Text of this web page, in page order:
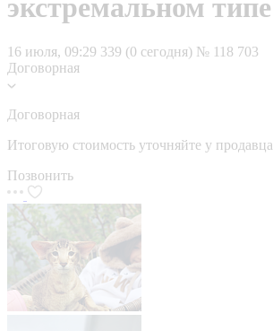
экстремальном типе
16 июля, 09:29 339 (0 сегодня) № 118 703
Договорная
Договорная
Итоговую стоимость уточняйте у продавца
Позвонить